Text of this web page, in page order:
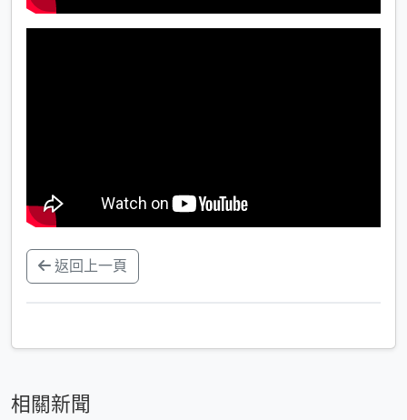
返回上一頁
相關新聞